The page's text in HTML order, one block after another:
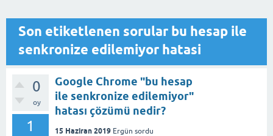
Son etiketlenen sorular bu hesap ile
senkronize edilemiyor hatasi
0
oy
1
Google Chrome "bu hesap
ile senkronize edilemiyor"
hatası çözümü nedir?
15 Haziran 2019 Ergün sordu